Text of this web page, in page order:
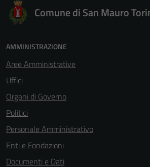
Comune di San Mauro
AMMINISTRAZIONE
Aree Amministrative
Uffici
Organi di Governo
Politici
Personale Amministrativo
Enti e Fondazioni
Documenti e Dati